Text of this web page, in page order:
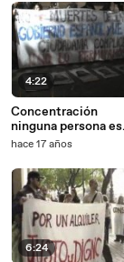
4:22
Concentración
ninguna persona es
ilegal, sevilla 02 09
hace 17 años
6:24